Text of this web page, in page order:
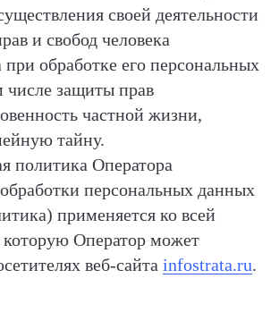
своей деятельности
и свобод человека
обработке его персональных
числе защиты прав
частной жизни,
тайну.
политика Оператора
персональных данных
применяется ко всей
Оператор может
веб-сайта infostrata.ru.